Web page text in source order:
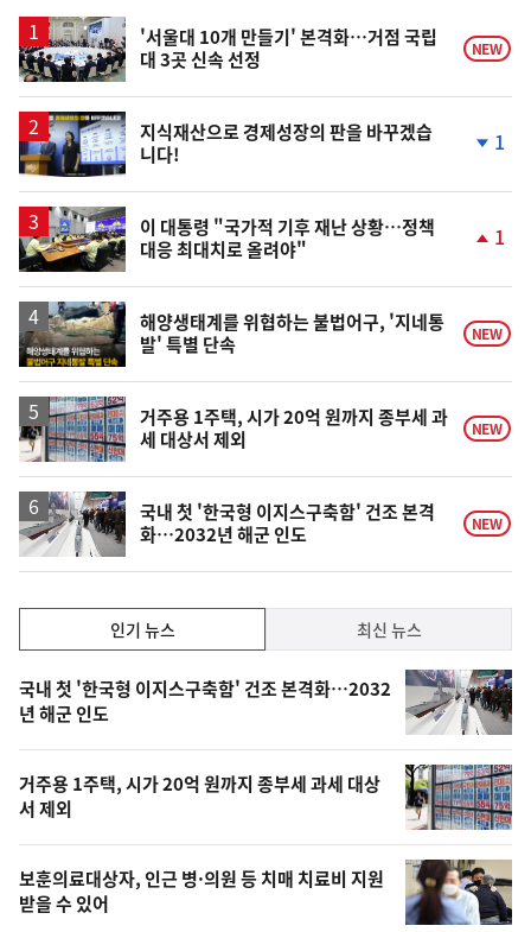
스
'서울대 10개 만들기' 본격화…거점 국립
대 3곳 신속 선정
NEW
지식재산으로 경제성장의 판을 바꾸겠습
니다!
하
1
이 대통령 "국가적 기후 재난 상황…정책
대응 최대치로 올려야"
상
승
1
해양생태계를 위협하는 불법어구, '지네통
발' 특별 단속
NEW
거주용 1주택, 시가 20억 원까지 종부세 과
세 대상서 제외
NEW
국내 첫 '한국형 이지스구축함' 건조 본격
화…2032년 해군 인도
NEW
기,
최
신,
오
늘
의
영
상
인기 뉴스 최신 뉴스
인
기
뉴
스
국내 첫 '한국형 이지스구축함' 건조 본격화…2032
년 해군 인도
거주용 1주택, 시가 20억 원까지 종부세 과세 대상
서 제외
보훈의료대상자, 인근 병·의원 등 치매 치료비 지원
받을 수 있어